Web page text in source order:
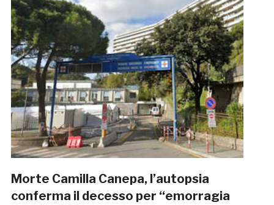
Morte Camilla Canepa, l’autopsia
conferma il decesso per “emorragia